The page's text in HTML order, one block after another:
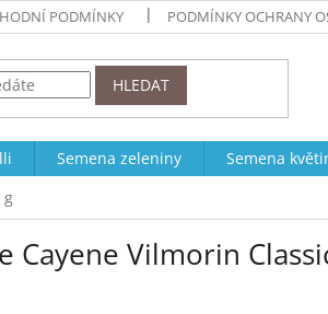
PODMÍNKY PODMÍNKY OCHRANY
HLEDAT
Semena zeleniny Semena
g
Cayene Vilmorin